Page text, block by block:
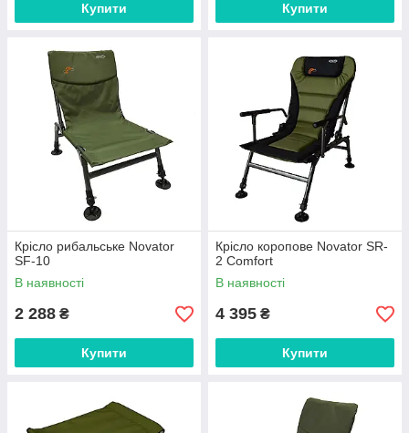
Купити Купити
Крісло рибальське Novator
SF-10
В наявності
2 288 ₴
Купити
Крісло коропове Novator SR-
2 Comfort
В наявності
4 395 ₴
Купити